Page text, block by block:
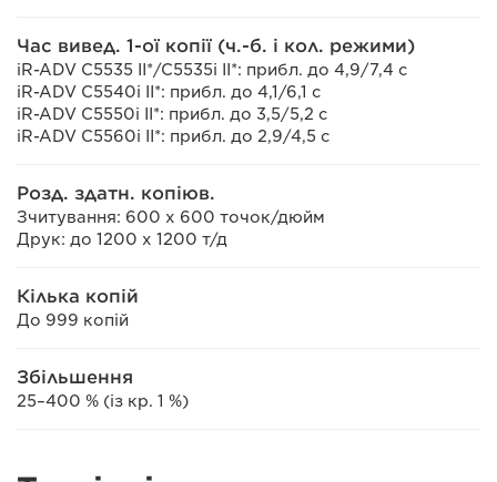
Час вивед. 1-ої копії (ч.-б. і кол. режими)
iR-ADV C5535 II*/C5535i II*: прибл. до 4,9/7,4 с
iR-ADV C5540i II*: прибл. до 4,1/6,1 с
iR-ADV C5550i II*: прибл. до 3,5/5,2 с
iR-ADV C5560i II*: прибл. до 2,9/4,5 с
Розд. здатн. копіюв.
Зчитування: 600 x 600 точок/дюйм
Друк: до 1200 x 1200 т/д
Кілька копій
До 999 копій
Збільшення
25–400 % (із кр. 1 %)